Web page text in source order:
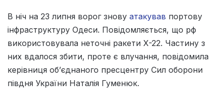
В ніч на 23 липня ворог знову атакував портову
інфраструктуру Одеси. Повідомляється, що рф
використовувала неточні ракети Х-22. Частину з
них вдалося збити, проте є влучання, повідомила
керівниця об’єднаного пресцентру Сил оборони
півдня України Наталія Гуменюк.